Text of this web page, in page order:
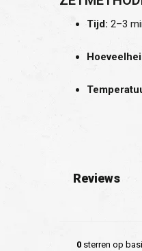
Tijd: 2–3
Reviews
0 sterren op